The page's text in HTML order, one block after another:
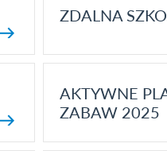
ZDALNA
AKTYWNE
ZABAW 2025